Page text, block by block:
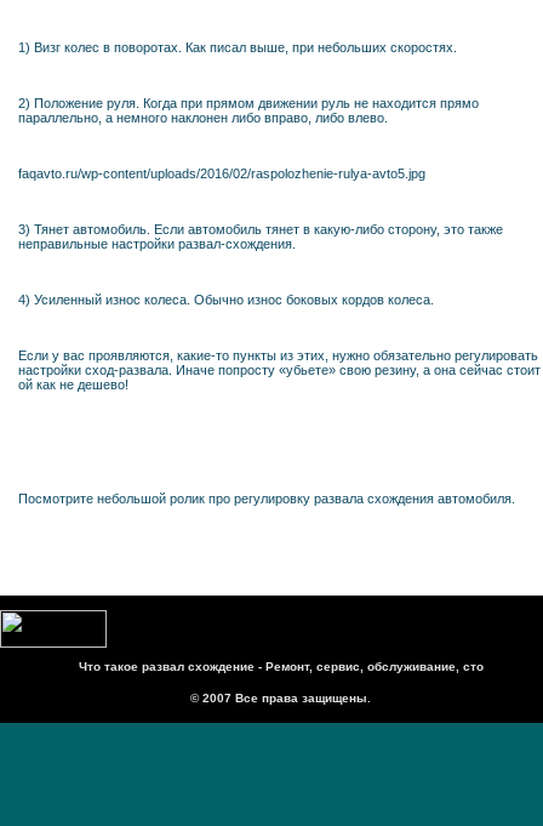
1) Визг колес в поворотах. Как писал выше, при небольших скоростях.
2) Положение руля. Когда при прямом движении руль не находится прямо
параллельно, а немного наклонен либо вправо, либо влево.
faqavto.ru/wp-content/uploads/2016/02/raspolozhenie-rulya-avto5.jpg
3) Тянет автомобиль. Если автомобиль тянет в какую-либо сторону, это также
неправильные настройки развал-схождения.
4) Усиленный износ колеса. Обычно износ боковых кордов колеса.
Если у вас проявляются, какие-то пункты из этих, нужно обязательно регулировать
настройки сход-развала. Иначе попросту «убьете» свою резину, а она сейчас стоит
ой как не дешево!
Посмотрите небольшой ролик про регулировку развала схождения автомобиля.
Что такое развал схождение - Ремонт, сервис, обслуживание, сто
© 2007 Все права защищены.